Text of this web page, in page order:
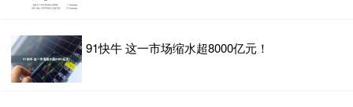
91快牛 这一市场缩水超8000亿元！